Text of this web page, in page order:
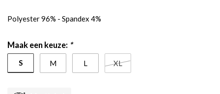
Polyester 96% - Spandex 4%
Maak een keuze: *
S M L XL